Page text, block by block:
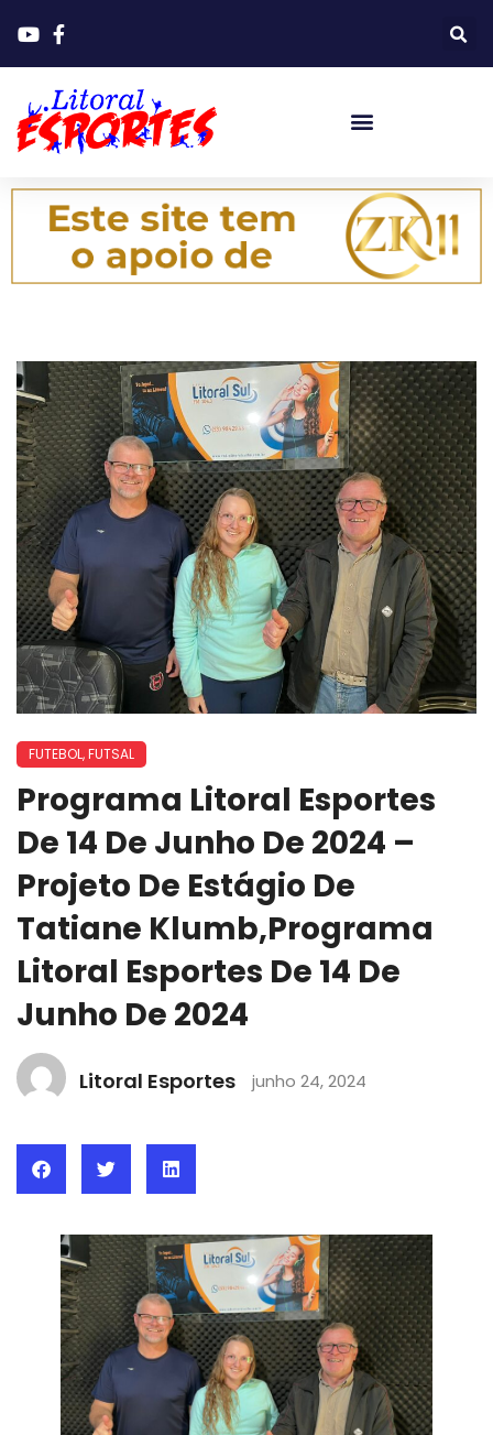
FUTEBOL,FUTSAL
Programa Litoral Esportes
De 14 De Junho De 2024 –
Projeto De Estágio De
Tatiane Klumb,Programa
Litoral Esportes De 14 De
Junho De 2024
Litoral Esportes junho 24, 2024